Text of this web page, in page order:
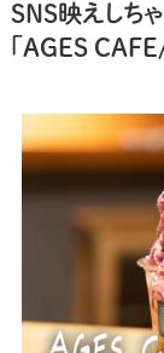
SNS映えしち
「AGES